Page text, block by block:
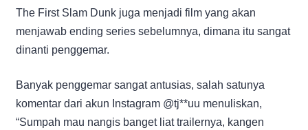
The First Slam Dunk juga menjadi film yang akan
menjawab ending series sebelumnya, dimana itu sangat
dinanti penggemar.
Banyak penggemar sangat antusias, salah satunya
komentar dari akun Instagram @tj**uu menuliskan,
“Sumpah mau nangis banget liat trailernya, kangen